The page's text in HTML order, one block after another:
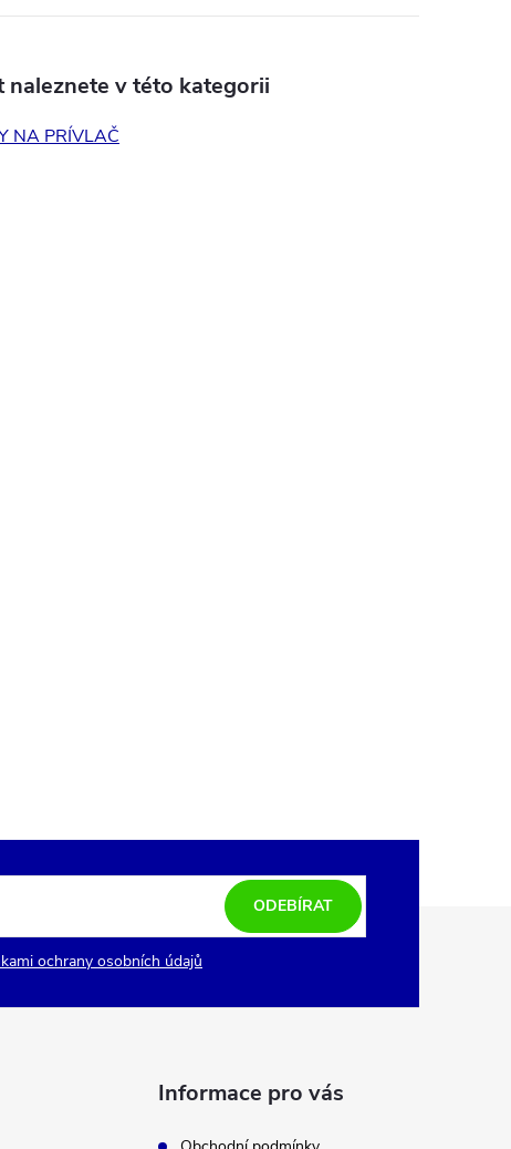
naleznete v této kategorii
NA PRÍVLAČ
ochrany osobních údajů
ODEBÍRAT
Informace pro vás